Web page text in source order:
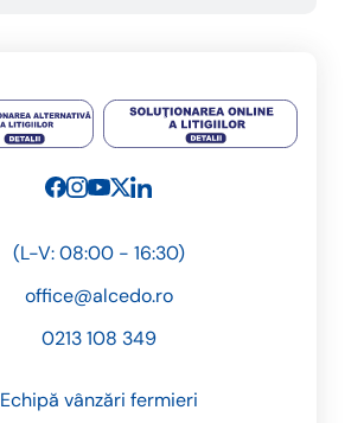
(L-V: 08:00 - 16:30)
office@alcedo.ro
0213 108 349
Echipă vânzări fermieri